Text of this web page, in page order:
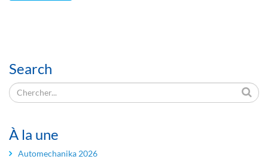
Search
À la une
Automechanika 2026